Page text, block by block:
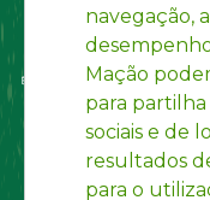
navegação,
Mação
para
sociais e de
resultados
para o